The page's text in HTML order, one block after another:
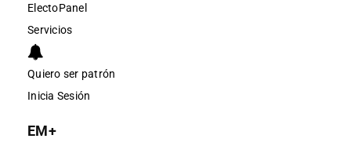
ElectoPanel
Servicios
Quiero ser patrón
Inicia Sesión
EM+